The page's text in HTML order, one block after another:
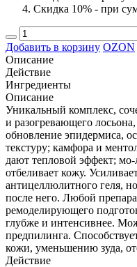
Скидка 10% - при
Добавить в корзину OZON
Описание
Действие
Ингредиенты
Описание
Уникальный комплекс,
и разогревающего
обновление эпидермиса,
текстуру; камфора и
дают тепловой эффект;
отбеливает кожу.
антицеллюлитного геля,
после него. Любой
ремоделирующего
глубже и интенсивнее.
предпилинга.
кожи, уменьшению зуда,
Действие